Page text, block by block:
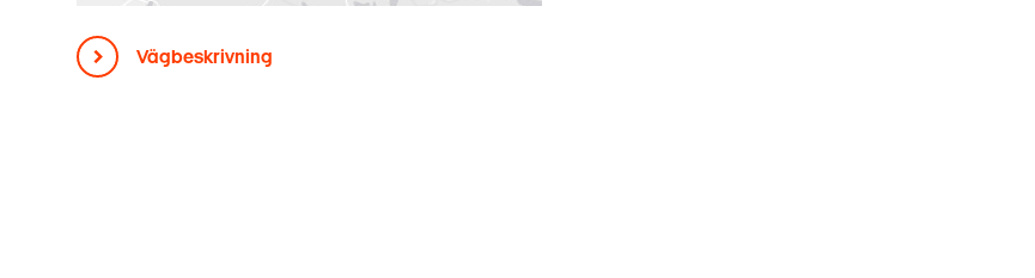
Vägbeskrivning